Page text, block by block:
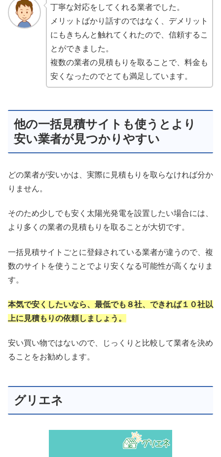
丁寧な対応をしてくれる業者でした。
メリットばかり話すのではなく、デメリット
にもきちんと触れてくれたので、信頼するこ
とができました。
複数の業者の見積もりを取ることで、料金も
安くなったのでとても満足しています。
他の一括見積サイトも使うとより
安い業者が見つかりやすい
どの業者が安いかは、実際に見積もりを取らなければ分か
りません。
そのため少しでも安く太陽光発電を設置したい場合には、
より多くの業者の見積もりを取ることが大切です。
一括見積サイトごとに登録されている業者が違うので、複
数のサイトを使うことでより安くなる可能性が高くなりま
す。
本気で安くしたいなら、最低でも８社、できれば１０社以
上に見積もりの依頼しましょう。
安い買い物ではないので、じっくりと比較して業者を決め
ることをお勧めします。
グリエネ